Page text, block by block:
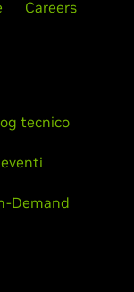
Careers
tecnico
Demand